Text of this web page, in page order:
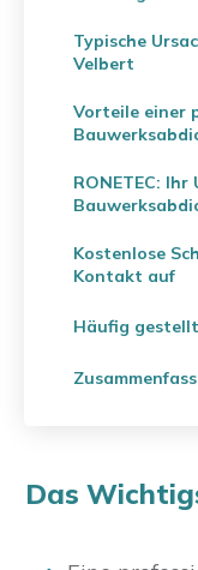
Typische
Velbert
Vorteile einer
RONETEC:
Kostenlose
Kontakt auf
Häufig
Das